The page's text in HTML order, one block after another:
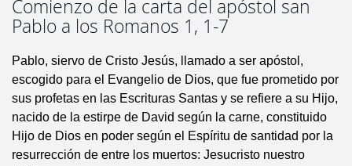
Comienzo de la carta del apóstol san
Pablo a los Romanos 1, 1-7
Pablo, siervo de Cristo Jesús, llamado a ser apóstol,
escogido para el Evangelio de Dios, que fue prometido por
sus profetas en las Escrituras Santas y se refiere a su Hijo,
nacido de la estirpe de David según la carne, constituido
Hijo de Dios en poder según el Espíritu de santidad por la
resurrección de entre los muertos: Jesucristo nuestro